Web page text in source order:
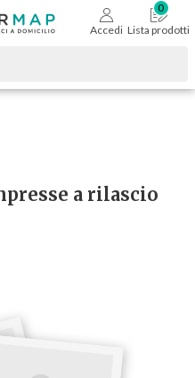
Accedi Lista prodotti
a rilascio